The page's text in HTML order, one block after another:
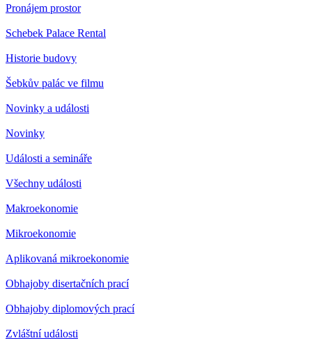
Pronájem prostor
Schebek Palace Rental
Historie budovy
Šebkův palác ve filmu
Novinky a události
Novinky
Události a semináře
Všechny události
Makroekonomie
Mikroekonomie
Aplikovaná mikroekonomie
Obhajoby disertačních prací
Obhajoby diplomových prací
Zvláštní události